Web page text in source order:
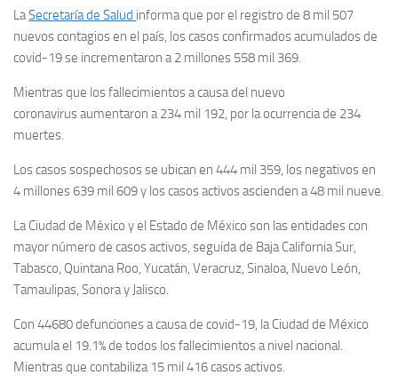
LaSecretaría de Salud informa que por el registro de 8 mil 507
nuevos contagios en el país, los casos confirmados acumulados de
covid-19 se incrementaron a 2 millones 558 mil 369.
Mientras que los fallecimientos a causa del nuevo
coronavirus aumentaron a 234 mil 192, por la ocurrencia de 234
muertes.
Los casos sospechosos se ubican en 444 mil 359, los negativos en
4 millones 639 mil 609 y los casos activos ascienden a 48 mil nueve.
La Ciudad de México y el Estado de México son las entidades con
mayor número de casos activos, seguida de Baja California Sur,
Tabasco, Quintana Roo, Yucatán, Veracruz, Sinaloa, Nuevo León,
Tamaulipas, Sonora y Jalisco.
Con 44680 defunciones a causa de covid-19, la Ciudad de México
acumula el 19.1% de todos los fallecimientos a nivel nacional.
Mientras que contabiliza 15 mil 416 casos activos.